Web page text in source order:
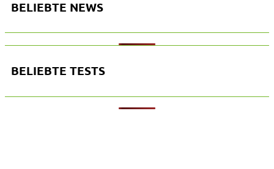
BELIEBTE NEWS
BELIEBTE TESTS